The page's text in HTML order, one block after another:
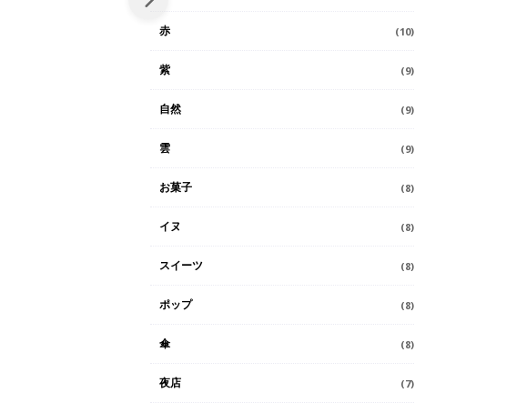
赤 (10)
紫 (9)
自然 (9)
雲 (9)
お菓子 (8)
イヌ (8)
スイーツ (8)
ポップ (8)
傘 (8)
夜店 (7)